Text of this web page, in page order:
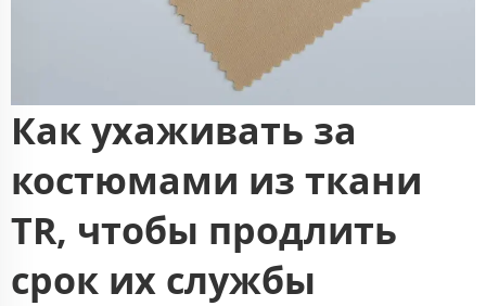
Как ухаживать за
костюмами из ткани
TR, чтобы продлить
срок их службы